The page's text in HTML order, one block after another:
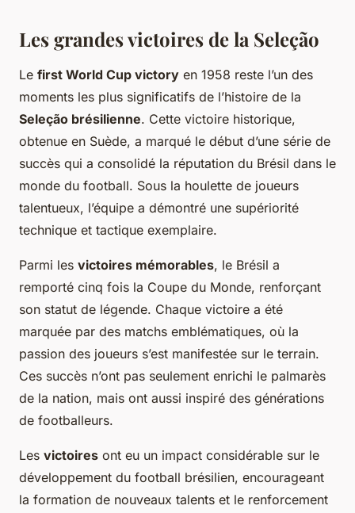
Les grandes victoires de la Seleção
Le first World Cup victory en 1958 reste l’un des
moments les plus significatifs de l’histoire de la
Seleção brésilienne. Cette victoire historique,
obtenue en Suède, a marqué le début d’une série de
succès qui a consolidé la réputation du Brésil dans le
monde du football. Sous la houlette de joueurs
talentueux, l’équipe a démontré une supériorité
technique et tactique exemplaire.
Parmi les victoires mémorables, le Brésil a
remporté cinq fois la Coupe du Monde, renforçant
son statut de légende. Chaque victoire a été
marquée par des matchs emblématiques, où la
passion des joueurs s’est manifestée sur le terrain.
Ces succès n’ont pas seulement enrichi le palmarès
de la nation, mais ont aussi inspiré des générations
de footballeurs.
Les victoires ont eu un impact considérable sur le
développement du football brésilien, encourageant
la formation de nouveaux talents et le renforcement